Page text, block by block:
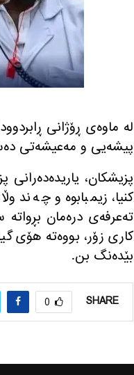
له‌ ماوه‌ی ڕۆژانی
پیشه‌یی و مه‌عیشه‌تی
پزیشكان،
كنیا، زیمبابوه‌ و
ته‌عرفه‌ی دره‌مان
كاری زۆر، بووه‌ته‌ هۆی
بێده‌نگ بن.
SHARE
0